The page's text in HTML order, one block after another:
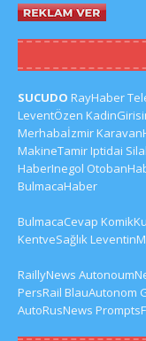
SUCUDO RayHaber
LeventÖzen
Merhabaİzmir
MakineTamirIptidai
HaberInegol
BulmacaHaber
BulmacaCevap
KentveSağlık
RaillyNews
PersRail BlauAutonom
AutoRusNews